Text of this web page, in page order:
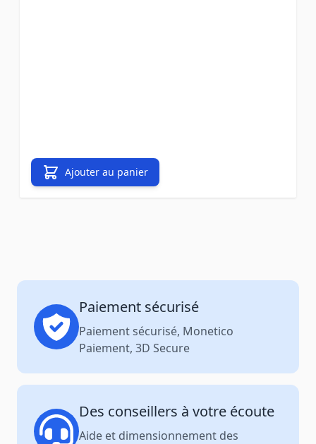
Ajouter au panier
Paiement sécurisé
Paiement sécurisé, Monetico
Paiement, 3D Secure
Des conseillers à votre écoute
Aide et dimensionnement des